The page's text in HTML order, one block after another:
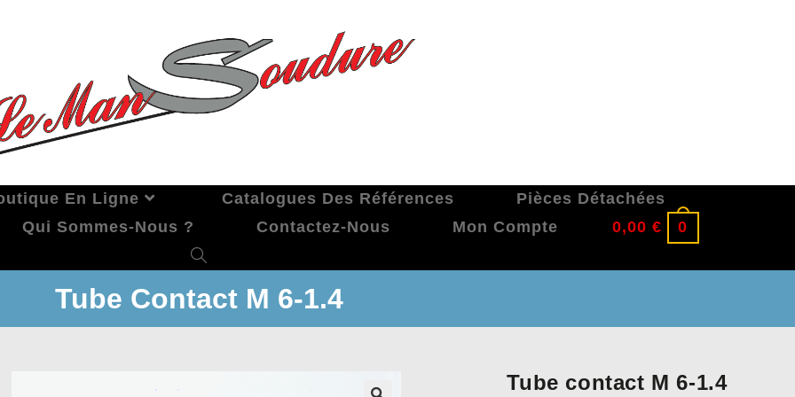
En Ligne Catalogues Des Références
Pièces Détachées
Qui Sommes-Nous ? Contactez-Nous Mon Compte 0,00 € 0
Tube Contact M 6-1.4
Tube contact M 6-1.4